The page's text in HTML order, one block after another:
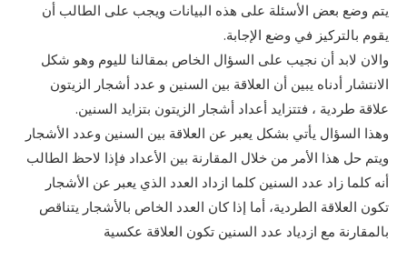
يتم وضع بعض الأسئلة على هذه البيانات ويجب على الطالب أن
يقوم بالتركيز في وضع الإجابة.
والان لابد أن نجيب على السؤال الخاص بمقالنا لليوم وهو شكل
الانتشار أدناه يبين أن العلاقة بين السنين و عدد أشجار الزيتون
علاقة طردية ، فتتزايد أعداد أشجار الزيتون بتزايد السنين.
وهذا السؤال يأتي بشكل يعبر عن العلاقة بين السنين وعدد الأشجار
ويتم حل هذا الأمر من خلال المقارنة بين الأعداد فإذا لاحظ الطالب
أنه كلما زاد عدد السنين كلما ازداد العدد الذي يعبر عن الأشجار
تكون العلاقة الطردية، أما إذا كان العدد الخاص بالأشجار يتناقص
بالمقارنة مع ازدياد عدد السنين تكون العلاقة عكسية